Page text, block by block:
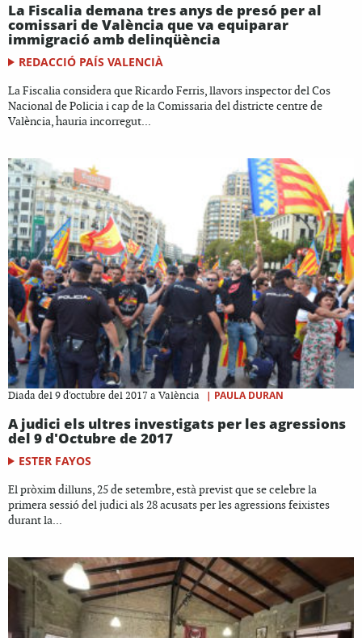
La Fiscalia demana tres anys de presó per al
comissari de València que va equiparar
immigració amb delinqüència
REDACCIÓ PAÍS VALENCIÀ
La Fiscalia considera que Ricardo Ferris, llavors inspector del Cos
Nacional de Policia i cap de la Comissaria del districte centre de
València, hauria incorregut...
Diada del 9 d'octubre del 2017 a València | PAULA DURAN
A judici els ultres investigats per les agressions
del 9 d'Octubre de 2017
ESTER FAYOS
El pròxim dilluns, 25 de setembre, està previst que se celebre la
primera sessió del judici als 28 acusats per les agressions feixistes
durant la...